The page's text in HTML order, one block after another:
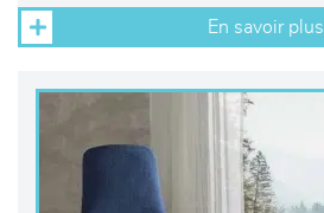
En savoir plus